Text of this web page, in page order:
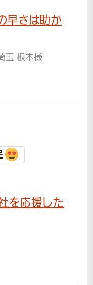
早さは助か
玉 根本様
を応援した